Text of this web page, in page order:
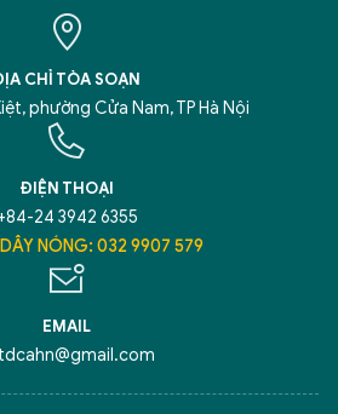
CHỈ TÒA SOẠN
phường Cửa Nam, TP Hà Nội
ĐIỆN THOẠI
24 3942 6355
NÓNG: 032 9907 579
EMAIL